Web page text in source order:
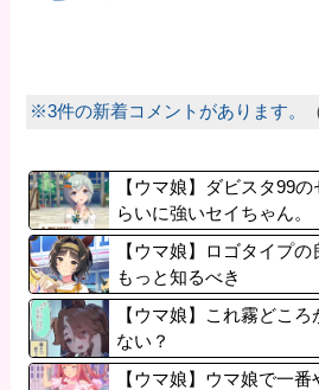
※3件の新着コメントがあります。
【ウマ娘】ダビスタ99
らいに強いセイちゃん。
【ウマ娘】ロゴタイプ
もっと知るべき
【ウマ娘】これ霧どこ
ない？
【ウマ娘】ウマ娘で一